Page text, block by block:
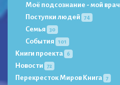
Моё подсознание - мой врач
Поступки людей 74
Семья 30
События 101
Книги проекта 6
Новости 72
Перекресток Миров Книга 7